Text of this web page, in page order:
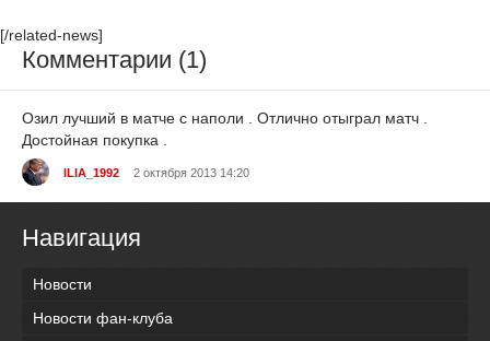
[/related-news]
Комментарии (1)
Озил лучший в матче с наполи . Отлично отыграл матч .
Достойная покупка .
ILIA_1992 2 октября 2013 14:20
Навигация
Новости
Новости фан-клуба